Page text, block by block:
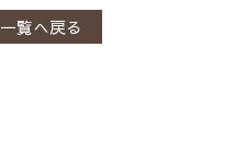
覧へ戻る